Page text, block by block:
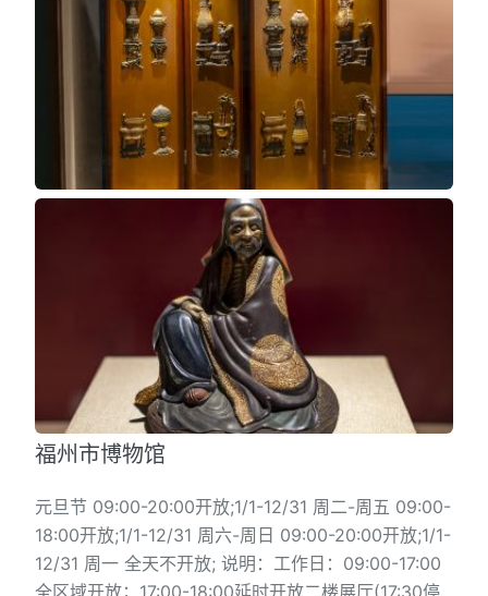
福州市博物馆
元旦节 09:00-20:00开放;1/1-12/31 周二-周五 09:00-
18:00开放;1/1-12/31 周六-周日 09:00-20:00开放;1/1-
12/31 周一 全天不开放; 说明：工作日：09:00-17:00
全区域开放；17:00-18:00延时开放二楼展厅(17:30停